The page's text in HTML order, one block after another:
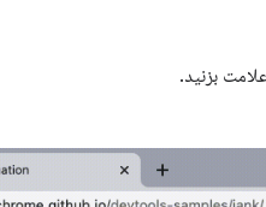
بزنید.